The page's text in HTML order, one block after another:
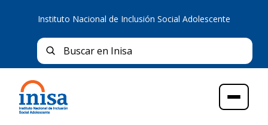
Instituto Nacional de Inclusión Social Adolescente
Buscar en Inisa
Menú